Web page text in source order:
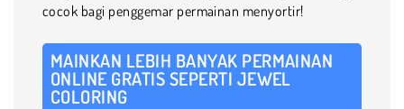
cocok bagi penggemar permainan menyortir!
MAINKAN LEBIH BANYAK PERMAINAN
ONLINE GRATIS SEPERTI JEWEL
COLORING